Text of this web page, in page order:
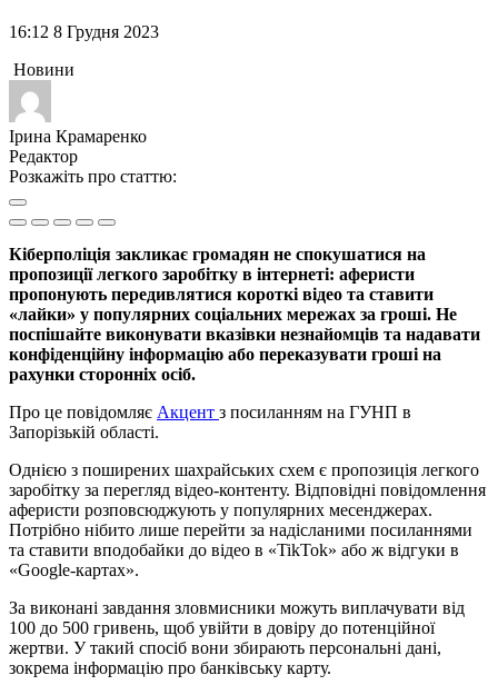
16:12 8 Грудня 2023
Новини
Ірина Крамаренко
Редактор
Розкажіть про статтю:
Кіберполіція закликає громадян не спокушатися на
пропозиції легкого заробітку в інтернеті: аферисти
пропонують передивлятися короткі відео та ставити
«лайки» у популярних соціальних мережах за гроші. Не
поспішайте виконувати вказівки незнайомців та надавати
конфіденційну інформацію або переказувати гроші на
рахунки сторонніх осіб.
Про це повідомляє Акцент з посиланням на ГУНП в
Запорізькій області.
Однією з поширених шахрайських схем є пропозиція легкого
заробітку за перегляд відео-контенту. Відповідні повідомлення
аферисти розповсюджують у популярних месенджерах.
Потрібно нібито лише перейти за надісланими посиланнями
та ставити вподобайки до відео в «TikTok» або ж відгуки в
«Google-картах».
За виконані завдання зловмисники можуть виплачувати від
100 до 500 гривень, щоб увійти в довіру до потенційної
жертви. У такий спосіб вони збирають персональні дані,
зокрема інформацію про банківську карту.